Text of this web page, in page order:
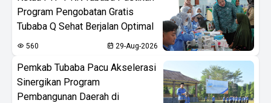
Program Pengobatan Gratis
Tubaba Q Sehat Berjalan Optimal
560 29-Aug-2026
Pemkab Tubaba Pacu Akselerasi
Sinergikan Program
Pembangunan Daerah di